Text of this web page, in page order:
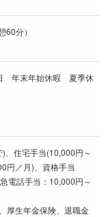
60分）
年末年始休暇 夏季休
、住宅手当(10,000円～
円／月)、資格手当
電話手当：10,000円～
厚生年金保険、退職金